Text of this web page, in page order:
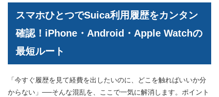
スマホひとつでSuica利用履歴をカンタン
確認！iPhone・Android・Apple Watchの
最短ルート
「今すぐ履歴を見て経費を出したいのに、どこを触ればいいか分
からない」──そんな混乱を、ここで一気に解消します。ポイント